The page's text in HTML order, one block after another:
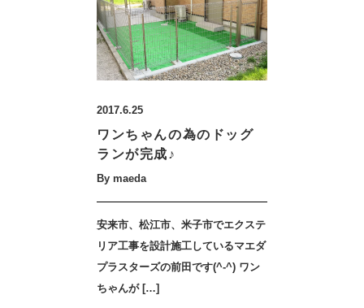
2017.6.25
ワンちゃんの為のドッグ
ランが完成♪
By maeda
安来市、松江市、米子市でエクステ
リア工事を設計施工しているマエダ
プラスターズの前田です(^-^) ワン
ちゃんが […]